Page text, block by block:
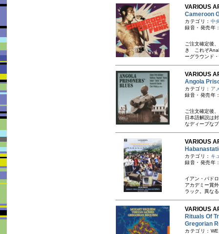
VARIOUS
Cameroon
カテゴリ： 中
録音・発売年
ご注文確定後
き これぞ
ーグラウンド
VARIOUS
Angola
カテゴリ： ア
録音・発売年
ご注文確定後
日本語解説は
なディープな
VARIOUS
カテゴリ： キ
録音・発売年
イアン・パド
アカデミー賞
ラック。異な
VARIOUS
Rituals Of
Gregorian
カテゴリ：